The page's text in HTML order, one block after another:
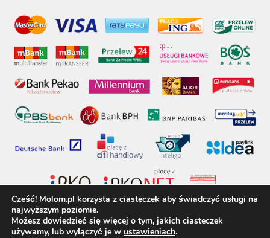
Cześć! Molom.pl korzysta z ciasteczek aby świadczyć usługi na
najwyższym poziomie.
Możesz dowiedzieć się więcej o tym, jakich ciasteczek
używamy, lub wyłączyć je w ustawieniach.